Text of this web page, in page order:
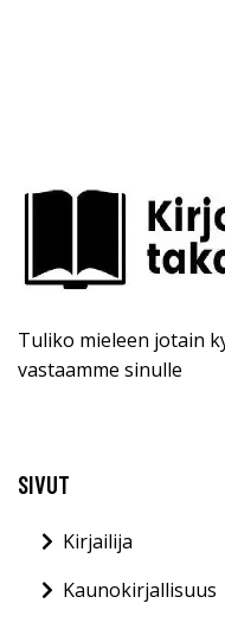
Tuliko mieleen jotain
vastaamme sinulle
SIVUT
Kirjailija
Kaunokirjallisuus